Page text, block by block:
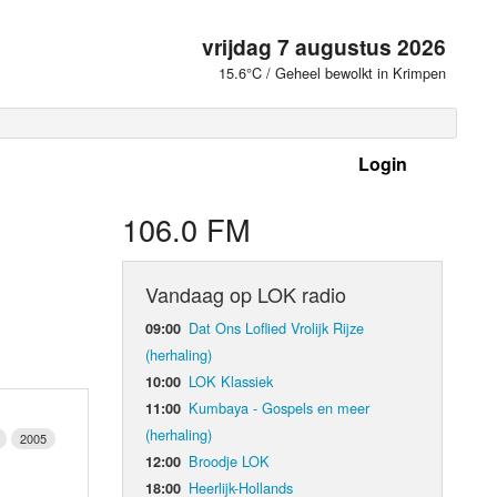
vrijdag 7 augustus 2026
15.6°C / Geheel bewolkt in Krimpen
Login
2005
106.0 FM
Vandaag op LOK radio
09:00 Dat Ons Loflied Vrolijk Rijze
(herhaling)
10:00 LOK Klassiek
11:00 Kumbaya - Gospels en meer
(herhaling)
12:00 Broodje LOK
18:00 Heerlijk-Hollands